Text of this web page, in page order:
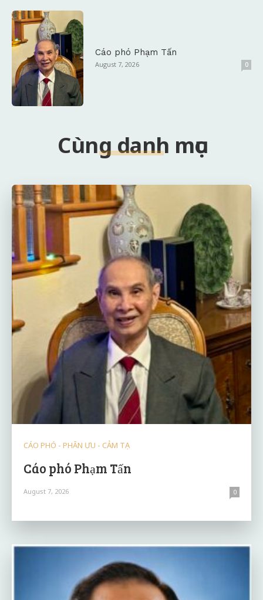
Cáo phó Phạm Tấn
August 7, 2026 0
Cùng danh mục
CÁO PHÓ - PHÂN ƯU - CẢM TẠ
Cáo phó Phạm Tấn
August 7, 2026 0